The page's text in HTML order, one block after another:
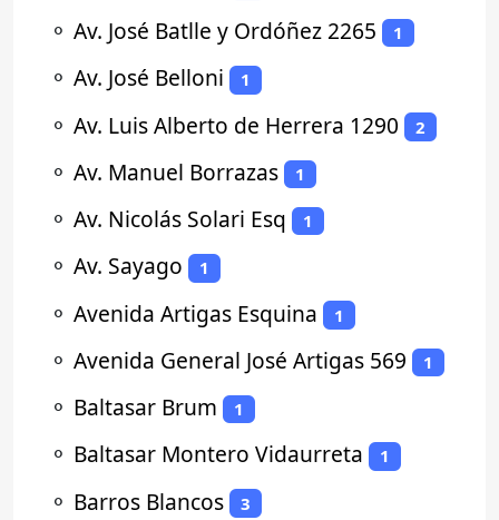
⚬ Av. José Batlle y Ordóñez 2265 1
⚬ Av. José Belloni 1
⚬ Av. Luis Alberto de Herrera 1290 2
⚬ Av. Manuel Borrazas 1
⚬ Av. Nicolás Solari Esq 1
⚬ Av. Sayago 1
⚬ Avenida Artigas Esquina 1
⚬ Avenida General José Artigas 569 1
⚬ Baltasar Brum 1
⚬ Baltasar Montero Vidaurreta 1
⚬ Barros Blancos 3